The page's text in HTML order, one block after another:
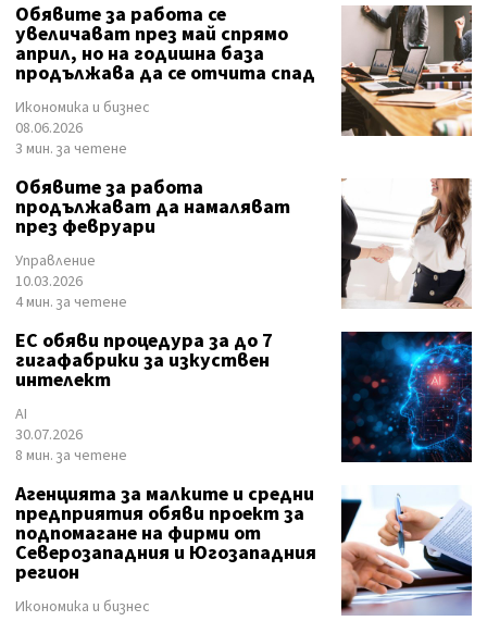
Обявите за работа се
увеличават през май спрямо
април, но на годишна база
продължава да се отчита спад
Икономика и бизнес
08.06.2026
3 мин. за четене
Обявите за работа
продължават да намаляват
през февруари
Управление
10.03.2026
4 мин. за четене
ЕС обяви процедура за до 7
гигафабрики за изкуствен
интелект
AI
30.07.2026
8 мин. за четене
Агенцията за малките и средни
предприятия обяви проект за
подпомагане на фирми от
Северозападния и Югозападния
регион
Икономика и бизнес